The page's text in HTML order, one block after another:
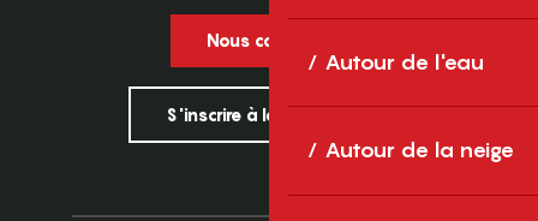
Autour de l'eau
Autour de la neige
Nous contacter
S'inscrire à la newsletter